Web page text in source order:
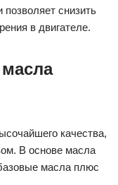
снизить
в двигателе.
качества,
В основе масла
масла плюс